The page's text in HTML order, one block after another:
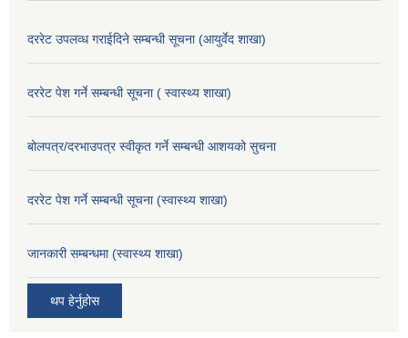
दररेट उपलव्ध गराईदिने सम्बन्धी सूचना (आयुर्वेद शाखा)
दररेट पेश गर्ने सम्बन्धी सूचना ( स्वास्थ्य शाखा)
बोलपत्र/दरभाउपत्र स्वीकृत गर्ने सम्बन्धी आशयको सुचना
दररेट पेश गर्ने सम्बन्धी सूचना (स्वास्थ्य शाखा)
जानकारी सम्बन्धमा (स्वास्थ्य शाखा)
थप हेर्नुहोस